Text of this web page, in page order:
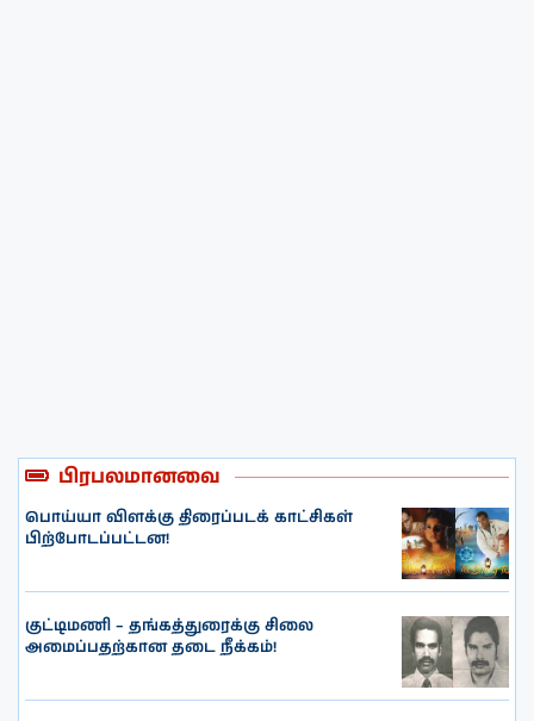
பிரபலமானவை
பொய்யா விளக்கு திரைப்படக் காட்சிகள்
பிற்போடப்பட்டன!
குட்டிமணி – தங்கத்துரைக்கு சிலை
அமைப்பதற்கான தடை நீக்கம்!